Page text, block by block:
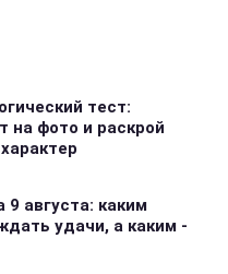
тест:
на фото и раскрой
9 августа: каким
удачи, а каким -